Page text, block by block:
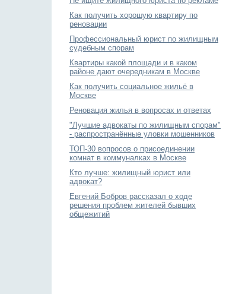
Как получить хорошую квартиру по
реновации
Профессиональный юрист по жилищным
судебным спорам
Квартиры какой площади и в каком
районе дают очередникам в Москве
Как получить социальное жильё в
Москве
Реновация жилья в вопросах и ответах
"Лучшие адвокаты по жилищным спорам"
- распространённые уловки мошенников
ТОП-30 вопросов о присоединении
комнат в коммуналках в Москве
Кто лучше: жилищный юрист или
адвокат?
Евгений Бобров рассказал о ходе
решения проблем жителей бывших
общежитий